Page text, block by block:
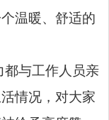
温暖、舒适的
都与工作人员亲
情况，对大家